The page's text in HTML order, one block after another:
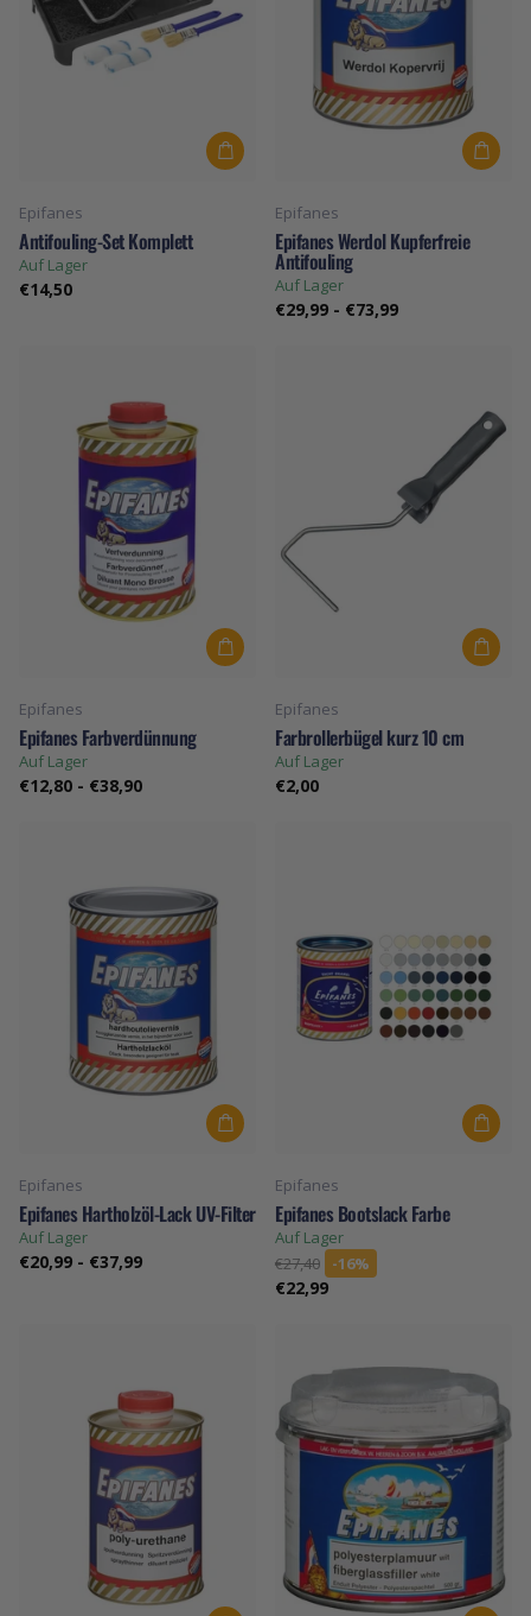
Epifanes
Antifouling-Set Komplett
Auf Lager
€14,50
Epifanes
Epifanes Werdol Kupferfreie
Antifouling
Auf Lager
€29,99 - €73,99
Epifanes
Epifanes Farbverdünnung
Auf Lager
€12,80 - €38,90
Epifanes
Farbrollerbügel kurz 10 cm
Auf Lager
€2,00
Epifanes
Epifanes Hartholzöl-Lack UV-Filter
Auf Lager
€20,99 - €37,99
Epifanes
Epifanes Bootslack Farbe
Auf Lager
€27,40
-16%
€22,99